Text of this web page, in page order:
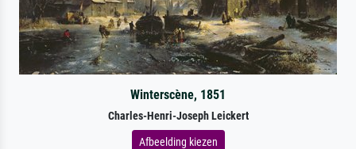
Winterscène, 1851
Charles-Henri-Joseph Leickert
Afbeelding kiezen